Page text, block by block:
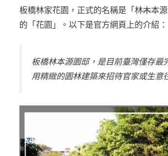
板橋林家花園，正式的名稱是「林木本
的「花園」。以下是官方網頁上的介紹：
板橋林本源園邸，是目前臺灣僅存
用精緻的園林建築來招待官家或生意